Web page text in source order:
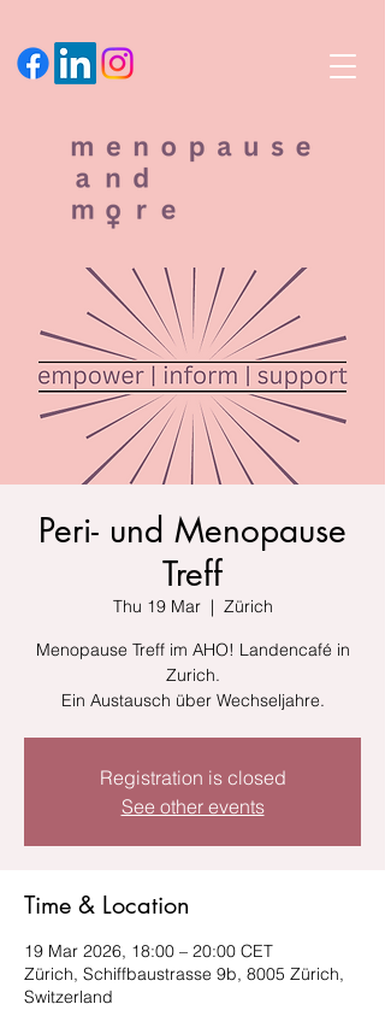
Peri- und Menopause
Treff
Thu 19 Mar
  |
Zürich
Menopause Treff im AHO! Landencafé in
Zurich.
Ein Austausch über Wechseljahre.
Registration is closed
See other events
Time & Location
19 Mar 2026, 18:00 – 20:00 CET
Zürich, Schiffbaustrasse 9b, 8005 Zürich,
Switzerland